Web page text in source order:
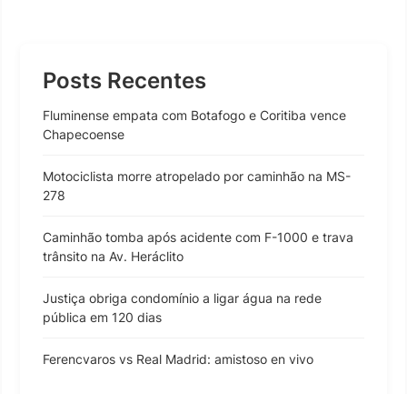
Posts Recentes
Fluminense empata com Botafogo e Coritiba vence
Chapecoense
Motociclista morre atropelado por caminhão na MS-
278
Caminhão tomba após acidente com F-1000 e trava
trânsito na Av. Heráclito
Justiça obriga condomínio a ligar água na rede
pública em 120 dias
Ferencvaros vs Real Madrid: amistoso en vivo